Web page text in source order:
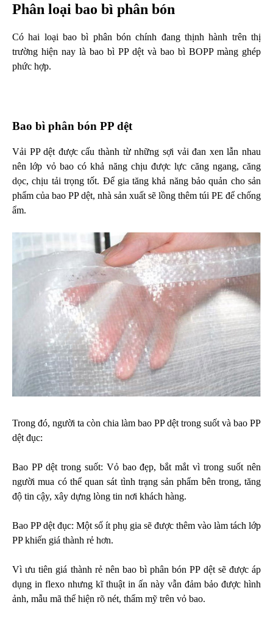
Phân loại bao bì phân bón
Có hai loại bao bì phân bón chính đang thịnh hành trên thị
trường hiện nay là bao bì PP dệt và bao bì BOPP màng ghép
phức hợp.
Bao bì phân bón PP dệt
Vải PP dệt được cấu thành từ những sợi vải đan xen lẫn nhau
nên lớp vỏ bao có khả năng chịu được lực căng ngang, căng
dọc, chịu tải trọng tốt. Để gia tăng khả năng bảo quản cho sản
phẩm của bao PP dệt, nhà sản xuất sẽ lồng thêm túi PE để chống
ẩm.
Trong đó, người ta còn chia làm bao PP dệt trong suốt và bao PP
dệt đục:
Bao PP dệt trong suốt: Vỏ bao đẹp, bắt mắt vì trong suốt nên
người mua có thể quan sát tình trạng sản phẩm bên trong, tăng
độ tin cậy, xây dựng lòng tin nơi khách hàng.
Bao PP dệt đục: Một số ít phụ gia sẽ được thêm vào làm tách lớp
PP khiến giá thành rẻ hơn.
Vì ưu tiên giá thành rẻ nên bao bì phân bón PP dệt sẽ được áp
dụng in flexo nhưng kĩ thuật in ấn này vẫn đảm bảo được hình
ảnh, mẫu mã thể hiện rõ nét, thẩm mỹ trên vỏ bao.